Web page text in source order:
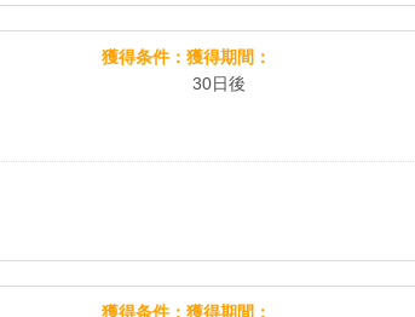
獲得条件
獲得期間
30日後
獲得条件
獲得期間